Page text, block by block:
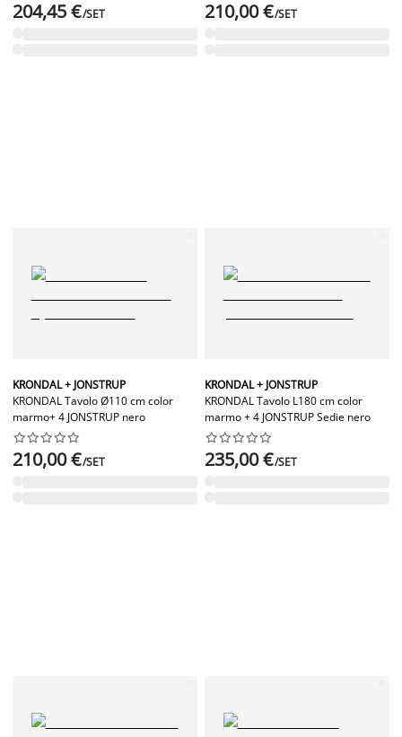
204,45 €/SET 210,00 €/SET
KRONDAL + JONSTRUP
KRONDAL Tavolo Ø110 cm color
marmo+ 4 JONSTRUP nero






210,00 €/SET
KRONDAL + JONSTRUP
KRONDAL Tavolo L180 cm color
marmo + 4 JONSTRUP Sedie nero






235,00 €/SET